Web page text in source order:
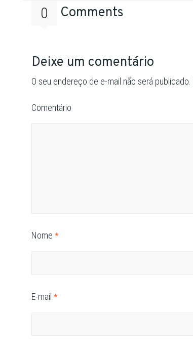
0 Comments
Deixe um comentário
O seu endereço de e-mail não será publicado.
Comentário
Nome *
E-mail *